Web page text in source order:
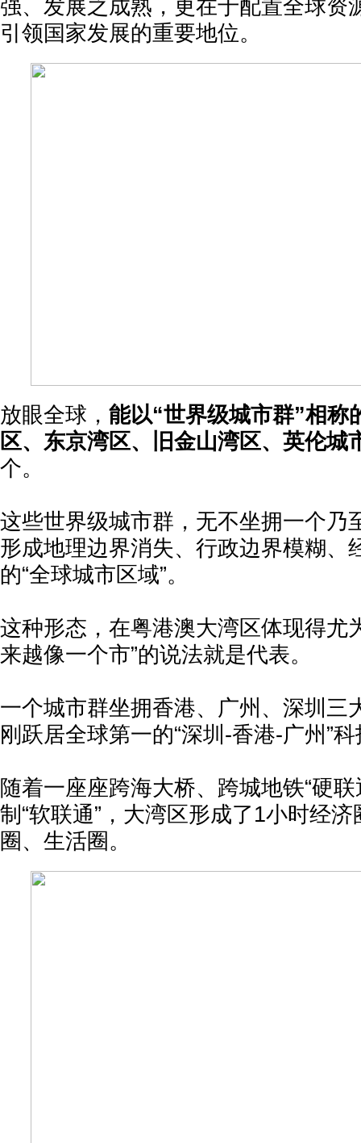
强、发展之成熟，更在于配置全球资
引领国家发展的重要地位。
放眼全球， 能以“世界级城市群”相称
区、东京湾区、旧金山湾区、英伦城
个。
这些世界级城市群，无不坐拥一个乃
形成地理边界消失、行政边界模糊、
的“全球城市区域”。
这种形态，在粤港澳大湾区体现得尤
来越像一个市”的说法就是代表。
一个城市群坐拥香港、广州、深圳三
刚跃居全球第一的“深圳-香港-广州”
随着一座座跨海大桥、跨城地铁“硬
制“软联通”，大湾区形成了1小时经
圈、生活圈。